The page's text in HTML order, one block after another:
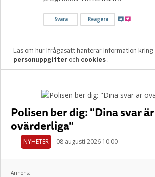
Polisen ber dig: "Dina svar är
ovärderliga"
NYHETER 08 augusti 2026 10.00
Annons: